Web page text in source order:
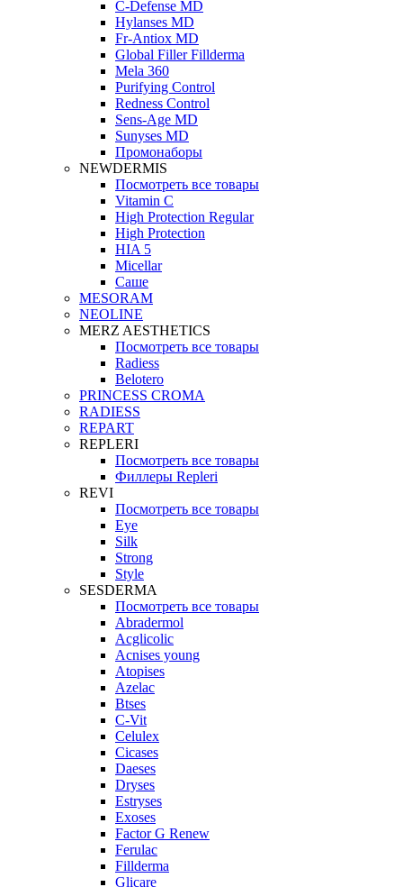
C-Defense MD
Hylanses MD
Fr‑Antiox MD
Global Filler Fillderma
Mela 360
Purifying Control
Redness Control
Sens-Age MD
Sunyses MD
Промонаборы
NEWDERMIS
Посмотреть все товары
Vitamin C
High Protection Regular
High Protection
HIA 5
Micellar
Саше
MESORAM
NEOLINE
MERZ AESTHETICS
Посмотреть все товары
Radiess
Belotero
PRINCESS CROMA
RADIESS
REPART
REPLERI
Посмотреть все товары
Филлеры Repleri
REVI
Посмотреть все товары
Eye
Silk
Strong
Style
SESDERMA
Посмотреть все товары
Abradermol
Acglicolic
Acnises young
Atopises
Azelac
Btses
C-Vit
Celulex
Cicases
Daeses
Dryses
Estryses
Exoses
Factor G Renew
Ferulac
Fillderma
Glicare